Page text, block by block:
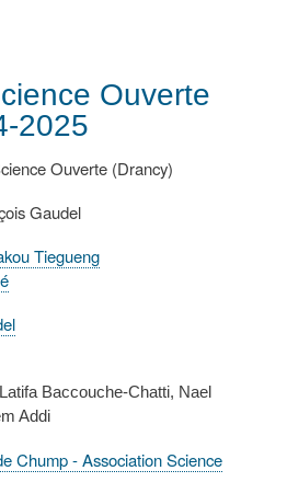
Ouverte
2025
Ouverte (Drancy)
Gaudel
Tiegueng
Baccouche-Chatti, Nael
Addi
Chump - Association Science